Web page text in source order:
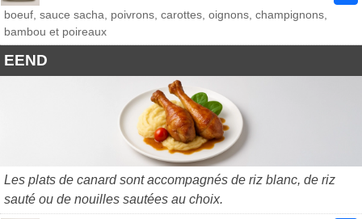
boeuf, sauce sacha, poivrons, carottes, oignons, champignons,
bambou et poireaux
EEND
Les plats de canard sont accompagnés de riz blanc, de riz
sauté ou de nouilles sautées au choix.